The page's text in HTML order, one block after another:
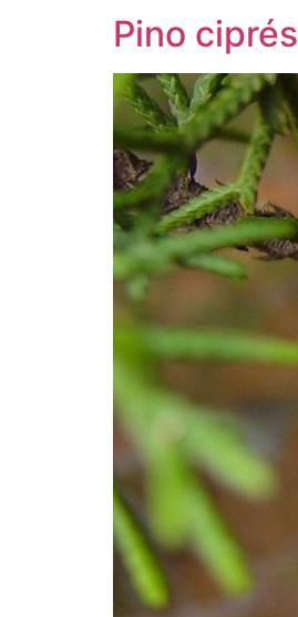
Pino ciprés